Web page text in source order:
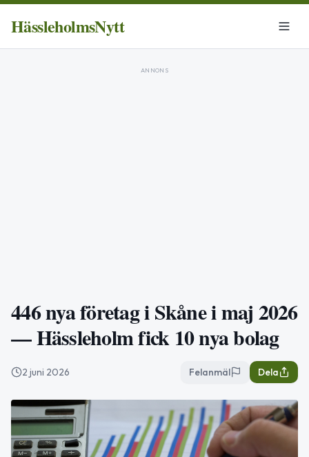
HässleholmsNytt
ANNONS
446 nya företag i Skåne i maj 2026
— Hässleholm fick 10 nya bolag
2 juni 2026 Felanmäl Dela